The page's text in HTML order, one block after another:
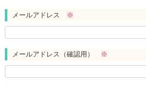
メールアドレス ※
メールアドレス（確認用） ※